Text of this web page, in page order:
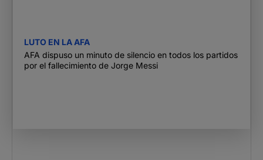
LUTO EN LA AFA
AFA dispuso un minuto de silencio en todos los partidos
por el fallecimiento de Jorge Messi